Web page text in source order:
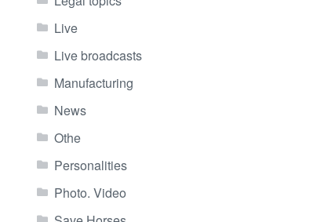
Live
Live broadcasts
Manufacturing
News
Othe
Personalities
Photo. Video